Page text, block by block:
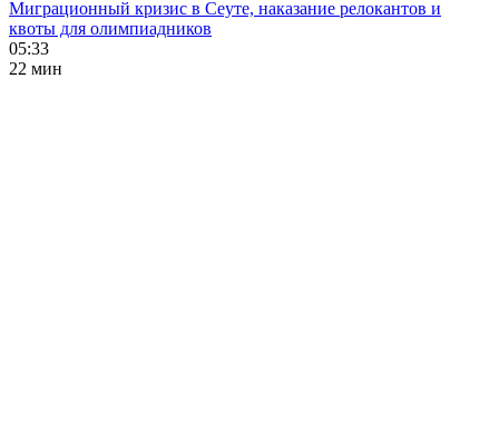
Миграционный кризис в Сеуте, наказание релокантов и
квоты для олимпиадников
05:33
22 мин